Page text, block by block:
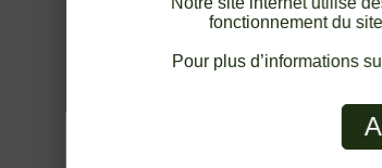
fonctionnement du
Pour plus d’informations